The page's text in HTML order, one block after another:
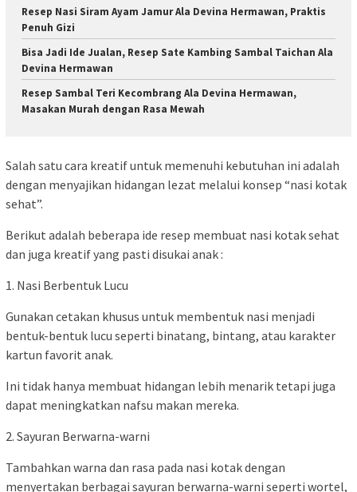
Resep Nasi Siram Ayam Jamur Ala Devina Hermawan, Praktis
Penuh Gizi
Bisa Jadi Ide Jualan, Resep Sate Kambing Sambal Taichan Ala
Devina Hermawan
Resep Sambal Teri Kecombrang Ala Devina Hermawan,
Masakan Murah dengan Rasa Mewah
Salah satu cara kreatif untuk memenuhi kebutuhan ini adalah
dengan menyajikan hidangan lezat melalui konsep “nasi kotak
sehat”.
Berikut adalah beberapa ide resep membuat nasi kotak sehat
dan juga kreatif yang pasti disukai anak :
1. Nasi Berbentuk Lucu
Gunakan cetakan khusus untuk membentuk nasi menjadi
bentuk-bentuk lucu seperti binatang, bintang, atau karakter
kartun favorit anak.
Ini tidak hanya membuat hidangan lebih menarik tetapi juga
dapat meningkatkan nafsu makan mereka.
2. Sayuran Berwarna-warni
Tambahkan warna dan rasa pada nasi kotak dengan
menyertakan berbagai sayuran berwarna-warni seperti wortel,